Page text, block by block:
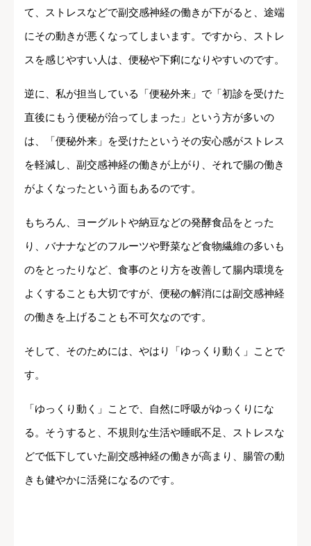
て、ストレスなどで副交感神経の働きが下がると、途端
にその動きが悪くなってしまいます。ですから、ストレ
スを感じやすい人は、便秘や下痢になりやすいのです。
逆に、私が担当している「便秘外来」で「初診を受けた
直後にもう便秘が治ってしまった」という方が多いの
は、「便秘外来」を受けたというその安心感がストレス
を軽減し、副交感神経の働きが上がり、それで腸の働き
がよくなったという面もあるのです。
もちろん、ヨーグルトや納豆などの発酵食品をとった
り、バナナなどのフルーツや野菜など食物繊維の多いも
のをとったりなど、食事のとり方を改善して腸内環境を
よくすることも大切ですが、便秘の解消には副交感神経
の働きを上げることも不可欠なのです。
そして、そのためには、やはり「ゆっくり動く」ことで
す。
「ゆっくり動く」ことで、自然に呼吸がゆっくりにな
る。そうすると、不規則な生活や睡眠不足、ストレスな
どで低下していた副交感神経の働きが高まり、腸管の動
きも健やかに活発になるのです。